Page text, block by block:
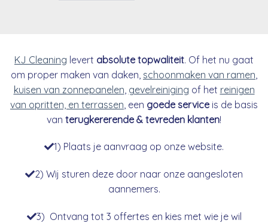
KJ Cleaning levert absolute topwaliteit. Of het nu gaat
om proper maken van daken, schoonmaken van ramen
kuisen van zonnepanelen gevelreiniging of het reinigen
van opritten, en terrassen , een goede serviceis de basis
van terugkererende & tevreden klanten!
1) Plaats je aanvraag op onze website.
2) Wij sturen deze door naar onze aangesloten
aannemers.
3) Ontvang tot 3 offertes en kies met wie je wil